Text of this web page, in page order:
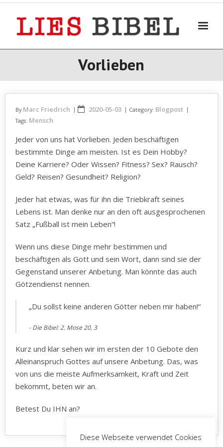
Skip
Vorlieben
By Marc Friedrich 2020-05-03 Category: Blogpost
Tags: Mensch
Jeder von uns hat Vorlieben. Jeden beschäftigen
bestimmte Dinge am meisten. Ist es Dein Hobby?
Deine Karriere? Oder Wissen? Fitness? Sex? Rausch?
Geld? Reisen? Gesundheit? Religion?
Jeder hat etwas, was für ihn die Triebkraft seines
Lebens ist. Man denke nur an den oft ausgesprochenen
Satz „Fußball ist mein Leben“!
Wenn uns diese Dinge mehr bestimmen und
beschäftigen als Gott und sein Wort, dann sind sie der
Gegenstand unserer Anbetung. Man könnte das auch
Götzendienst nennen.
„Du sollst keine anderen Götter neben mir haben!“
Die Bibel: 2. Mose‬ ‭20, 3‬
Kurz und klar sehen wir im ersten der 10 Gebote den
Alleinanspruch Gottes auf unsere Anbetung. Das, was
von uns die meiste Aufmerksamkeit, Kraft und Zeit
bekommt, beten wir an.
Betest Du IHN an?
Diese Webseite verwendet Cookies